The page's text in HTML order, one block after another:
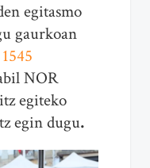
egitasmo
gaurkoan
1545
NOR
egiteko
egin dugu.